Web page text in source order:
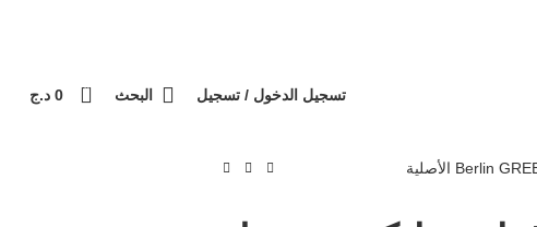
تسجيل الدخول / تسجيل البحث 0
0 د.ج